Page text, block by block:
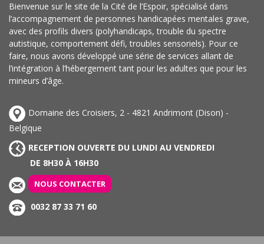
Bienvenue sur le site de la Cité de l’Espoir, spécialisé dans
l’accompagnement de personnes handicapées mentales grave,
avec des profils divers (polyhandicaps, trouble du spectre
autistique, comportement défi, troubles sensoriels). Pour ce
faire, nous avons développé une série de services allant de
l’intégration à l’hébergement tant pour les adultes que pour les
mineurs d’âge.
Domaine des Croisiers, 2 - 4821 Andrimont (Dison) -
Belgique
RECEPTION OUVERTE DU LUNDI AU VENDREDI
DE 8H30 À 16H30
NOUS CONTACTER
0032 87 33 71 60